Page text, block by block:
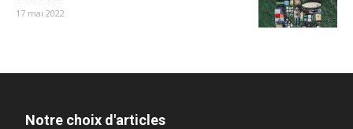
17 mai 2022
Notre choix d'articles